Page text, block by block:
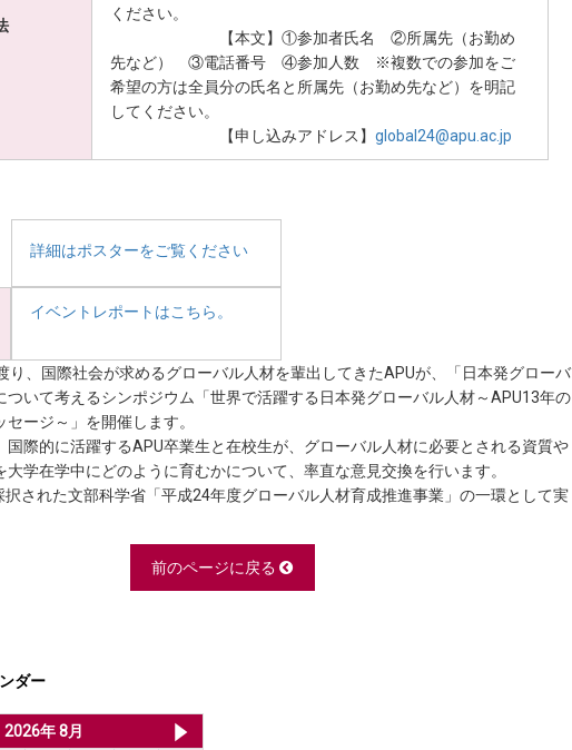
ください。
【本文】①参加者氏名 ②所属先（お勤め
先など） ③電話番号 ④参加人数 ※複数での参加をご
希望の方は全員分の氏名と所属先（お勤め先など）を明記
してください。
【申し込みアドレス】 global24@apu.ac.jp
詳細はポスターをご覧ください
イベントレポートはこちら。
り、国際社会が求めるグローバル人材を輩出してきたAPUが、「日本発グローバ
ついて考えるシンポジウム「世界で活躍する日本発グローバル人材～APU13年の
ージ～」を開催します。
国際的に活躍するAPU卒業生と在校生が、グローバル人材に必要とされる資質や
学在学中にどのように育むかについて、率直な意見交換を行います。
された文部科学省「平成24年度グローバル人材育成推進事業」の一環として実
前のページに戻る
ダー
2026年 8月